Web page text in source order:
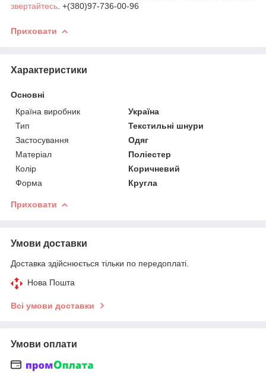
звертайтесь . +(380)97-736-00-96
Приховати
Характеристики
Основні
Країна виробник
Україна
Тип
Текстильні шнури
Застосування
Одяг
Матеріал
Поліестер
Колір
Коричневий
Форма
Кругла
Приховати
Умови доставки
Доставка здійснюється тільки по передоплаті.
Нова Пошта
Всі умови доставки
Умови оплати